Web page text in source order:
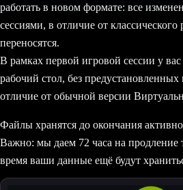
работать в новом формате: все
сессиями, в отличие от
переносятся.
В рамках первой игровой сессии у
рабочий стол, без
отличие от обычной версии
Файлы хранятся до окончания
Важно: мы даем 72 часа на
время ваши данные ещё будут